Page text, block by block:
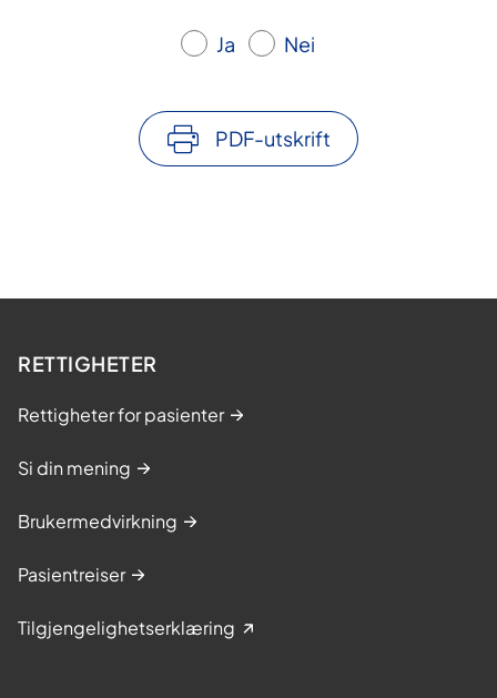
Ja Nei
PDF-utskrift
RETTIGHETER
Rettigheter for pasienter
Si din mening
Brukermedvirkning
Pasientreiser
Tilgjengelighetserklæring